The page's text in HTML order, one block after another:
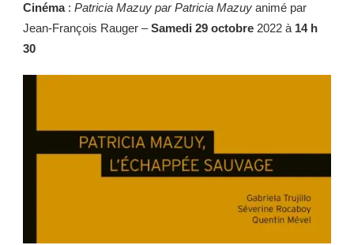
Cinéma: Patricia Mazuy par Patricia Mazuy animé par
Jean-François Rauger –Samedi 29 octobre 2022 à 14 h
30